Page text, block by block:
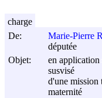
De:
Marie-Pierre
députée
Objet:
en
susvisé
d'une mission
maternité
charge